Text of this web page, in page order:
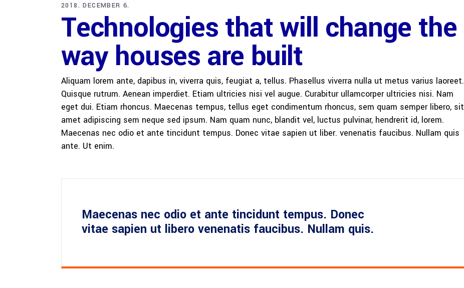
2018. DECEMBER 6.
Technologies that will change the
way houses are built
Aliquam lorem ante, dapibus in, viverra quis, feugiat a, tellus. Phasellus viverra nulla ut metus varius laoreet.
Quisque rutrum. Aenean imperdiet. Etiam ultricies nisi vel augue. Curabitur ullamcorper ultricies nisi. Nam
eget dui. Etiam rhoncus. Maecenas tempus, tellus eget condimentum rhoncus, sem quam semper libero, sit
amet adipiscing sem neque sed ipsum. Nam quam nunc, blandit vel, luctus pulvinar, hendrerit id, lorem.
Maecenas nec odio et ante tincidunt tempus. Donec vitae sapien ut liber. venenatis faucibus. Nullam quis
ante. Ut enim.
Maecenas nec odio et ante tincidunt tempus. Donec
vitae sapien ut libero venenatis faucibus. Nullam quis.